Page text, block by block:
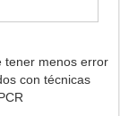
tener menos error
con técnicas